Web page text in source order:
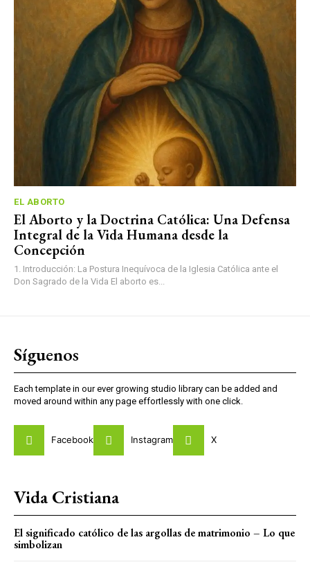
EL ABORTO
El Aborto y la Doctrina Católica: Una Defensa
Integral de la Vida Humana desde la
Concepción
1. Introducción: La Postura Inequívoca de la Iglesia Católica ante el
Don Sagrado de la Vida El aborto es...
Síguenos
Each template in our ever growing studio library can be added and
moved around within any page effortlessly with one click.
Facebook Instagram X
Vida Cristiana
El significado católico de las argollas de matrimonio – Lo que
simbolizan